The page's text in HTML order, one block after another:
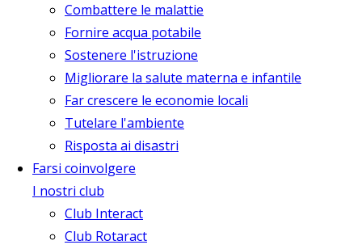
Combattere le malattie
Fornire acqua potabile
Sostenere l'istruzione
Migliorare la salute materna e infantile
Far crescere le economie locali
Tutelare l'ambiente
Risposta ai disastri
Farsi coinvolgere
I nostri club
Club Interact
Club Rotaract